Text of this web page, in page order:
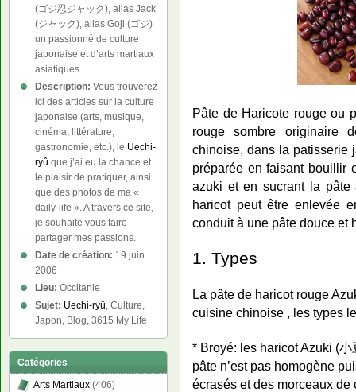
Pâte de Haricote rouge ou
rouge sombre originaire
chinoise, dans la patisserie
préparée en faisant bouillir
azuki et en sucrant la
haricot peut être enlevée
conduit à une pâte douce et
1. Types
La pâte de haricot rouge
cuisine chinoise , les types
* Broyé: les haricot Azuki (
pâte n’est pas homogène
écrasés et des morceaux
(ゴジ忍ジャック), alias Jack
(ジャック), alias Goji (ゴジ)
un passionné de culture
japonaise et d’arts martiaux
asiatiques.
Description: Vous trouverez
ici des articles sur la culture
japonaise (arts, musique,
cinéma, littérature,
gastronomie, etc.), le Uechi-
ryû que j’ai eu la chance et
le plaisir de pratiquer, ainsi
que des photos de ma «
daily-life ». A travers ce site,
je souhaite vous faire
partager mes passions.
Date de création: 19 juin
2006
Lieu: Occitanie
Sujet: Uechi-ryû, Culture,
Japon, Blog, 3615 My Life
Catégories
Arts Martiaux (406)